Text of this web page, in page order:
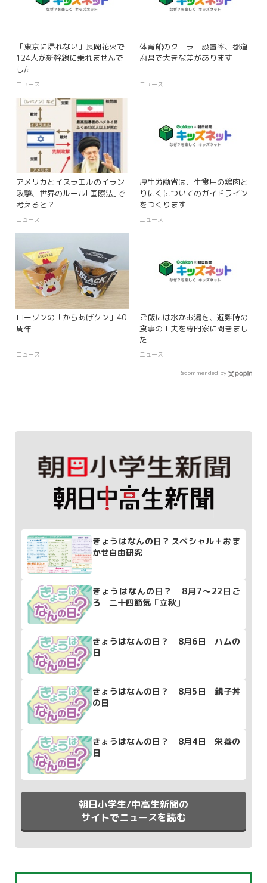
「東京に帰れない」長岡花火で
124人が新幹線に乗れませんで
した
ニュース
体育館のクーラー設置率、都道
府県で大きな差があります
ニュース
アメリカとイスラエルのイラン
攻撃、世界のルール｢国際法｣で
考えると？
ニュース
厚生労働省は、生食用の鶏肉と
りにくについてのガイドライン
をつくります
ニュース
ローソンの「からあげクン」40
周年
ニュース
ご飯には水かお湯を、避難時の
食事の工夫を専門家に聞きまし
た
ニュース
Recommended by
きょうはなんの日？スペシャル＋おま
かせ自由研究
きょうはなんの日？ 8月7～22日ご
ろ 二十四節気「立秋」
きょうはなんの日？ 8月6日 ハムの
日
きょうはなんの日？ 8月5日 親子丼
の日
きょうはなんの日？ 8月4日 栄養の
日
朝日小学生/中高生新聞の
サイトでニュースを読む